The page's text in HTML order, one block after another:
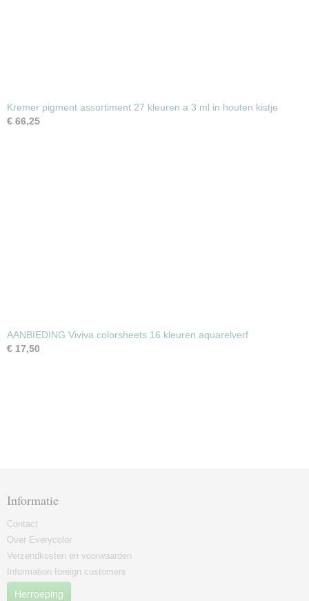
Kremer pigment assortiment 27 kleuren a 3 ml in houten kistje
€ 66,25
AANBIEDING Viviva colorsheets 16 kleuren aquarelverf
€ 17,50
Informatie
Contact
Over Everycolor
Verzendkosten en voorwaarden
Information foreign customers
Herroeping